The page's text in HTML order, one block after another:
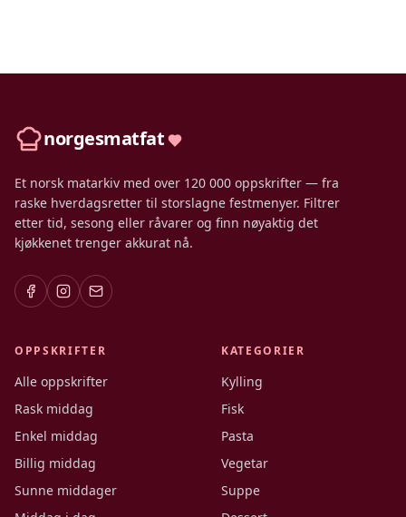
norgesmatfat
Et norsk matarkiv med over 120 000 oppskrifter — fra
raske hverdagsretter til storslagne festmenyer. Filtrer
etter tid, sesong eller råvarer og finn nøyaktig det
kjøkkenet trenger akkurat nå.
OPPSKRIFTER
Alle oppskrifter
Rask middag
Enkel middag
Billig middag
Sunne middager
KATEGORIER
Kylling
Fisk
Pasta
Vegetar
Suppe